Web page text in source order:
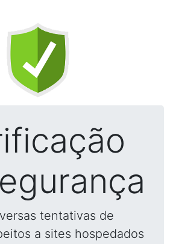
tentativas de
a sites hospedados